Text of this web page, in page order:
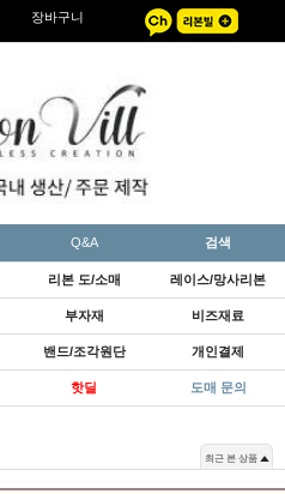
장바구니
Q&A 검색
리본 도/소매 레이스/망사리본
부자재 비즈재료
밴드/조각원단 개인결제
핫딜 도매 문의
최근 본 상품